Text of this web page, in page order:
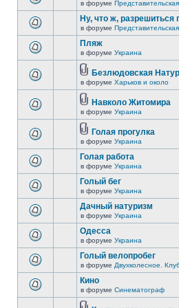
в форуме Представительская
Ну, что ж, разрешиться
в форуме Представительская
Пляж
в форуме Украина
Безлюдовская
в форуме Харьков и около
Навколо Житомира
в форуме Украина
Голая прогулка
в форуме Украина
Голая работа
в форуме Украина
Голый бег
в форуме Украина
Дачный натуризм
в форуме Украина
Одесса
в форуме Украина
Голый велопробег
в форуме Двухколесное.
Кино
в форуме Синематограф